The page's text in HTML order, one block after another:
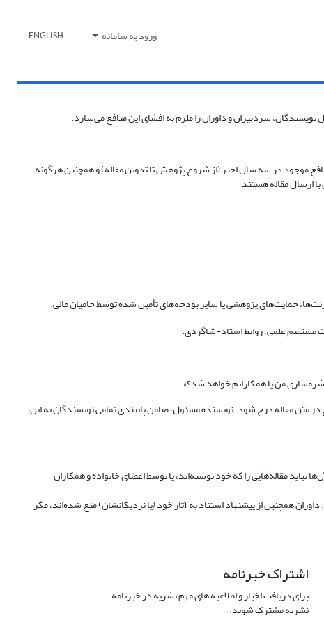
ورود به سامانه ENGLISH
سردبیران و داوران را ملزم به افشای این منافع می‌سازد.
موجود در سه سال اخیر (از شروع پژوهش تا تدوین مقاله) و همچنین هرگونه
ارسال مقاله هستند
حمایت‌های پژوهشی یا سایر بودجه‌های تأمین شده توسط حامیان مالی.
مستقیم علمی؛ روابط استاد-شاگردی.
شرمساری من یا همکارانم خواهد شد؟»
متن مقاله درج شود. نویسنده مسئول، ضامن پایبندی تمامی نویسندگان به این
نباید مقاله‌هایی را که خود نوشته‌اند، یا توسط اعضای خانواده و همکاران
همچنین از پیشنهاد استناد به آثار خود (یا نزدیکانشان) منع شده‌اند، مگر
اشتراک خبرنامه
برای دریافت اخبار و اطلاعیه های مهم نشریه در خبرنامه
نشریه مشترک شوید.